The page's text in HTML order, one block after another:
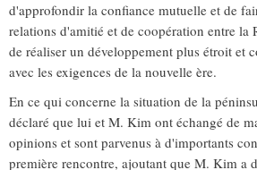
d'approfondir la confiance mutuelle et de
relations d'amitié et de coopération entre la
de réaliser un développement plus étroit et
avec les exigences de la nouvelle ère.
En ce qui concerne la situation de la
déclaré que lui et M. Kim ont échangé de
opinions et sont parvenus à d'importants
première rencontre, ajoutant que M. Kim a